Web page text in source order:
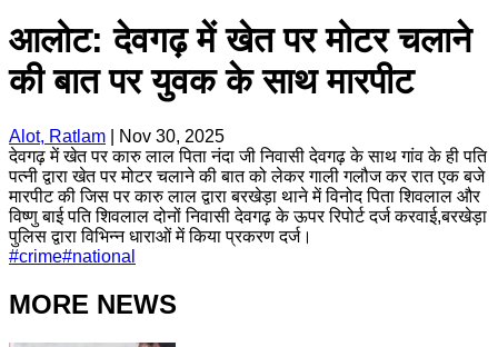
आलोट: देवगढ़ में खेत पर मोटर चलाने
की बात पर युवक के साथ मारपीट
Alot, Ratlam
Nov 30, 2025
देवगढ़ में खेत पर कारु लाल पिता नंदा जी निवासी देवगढ़ के साथ गांव के ही पति
पत्नी द्वारा खेत पर मोटर चलाने की बात को लेकर गाली गलौज कर रात एक बजे
मारपीट की जिस पर कारु लाल द्वारा बरखेड़ा थाने में विनोद पिता शिवलाल और
विष्णु बाई पति शिवलाल दोनों निवासी देवगढ़ के ऊपर रिपोर्ट दर्ज करवाई,बरखेड़ा
पुलिस द्वारा विभिन्न धाराओं में किया प्रकरण दर्ज।
#crime#national
MORE NEWS